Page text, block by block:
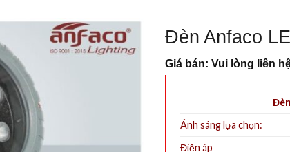
Đèn Anfaco
Giá bán: Vui lòng liên
Ánh sáng lựa chọn:
Điện áp